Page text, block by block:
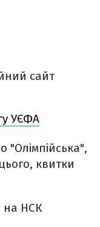
сайт
УЄФА
"Олімпійська",
квитки
на НСК